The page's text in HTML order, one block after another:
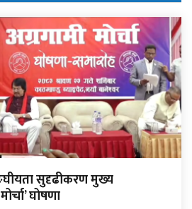
सुदृढीकरण मुख्य
घोषणा